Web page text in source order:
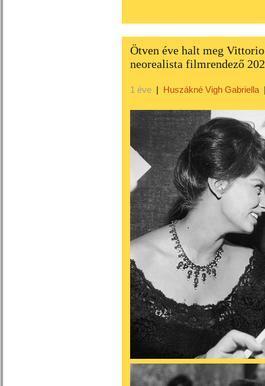
Ötven éve halt meg
neorealista filmrendező
1 éve | Huszákné Vigh Gabriella